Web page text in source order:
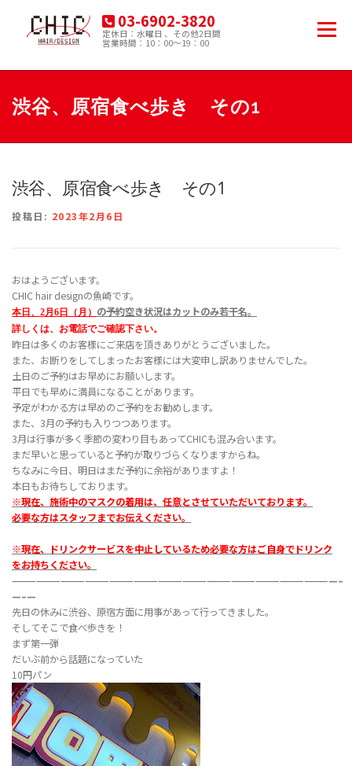
ツ
03-6902-3820
定休日：水曜日 、その他2日間
営業時間：10：00～19：00
メニュー
HOME MENU PRODUCT ACCESS
渋谷、原宿食べ歩き その1
渋谷、原宿食べ歩き その1
投稿日: 2023年2月6日
おはようございます。
CHIC hair designの魚崎です。
本日、2月6日（月 ） の予約空き状況はカットのみ若干名。
詳しくは、お電話でご確認下さい。
昨日は多くのお客様にご来店を頂きありがとうございました。
また、お断りをしてしまったお客様には大変申し訳ありませんでした。
土日のご予約はお早めにお願いします。
平日でも早めに満員になることがあります。
予定がわかる方は早めのご予約をお勧めします。
また、3月の予約も入りつつあります。
3月は行事が多く季節の変わり目もあってCHICも混み合います。
まだ早いと思っていると予約が取りづらくなりますからね。
ちなみに今日、明日はまだ予約に余裕がありますよ！
本日もお待ちしております。
※現在、施術中のマスクの着用は、任意とさせていただいております。
必要な方はスタッフまでお伝えください。
※現在、ドリンクサービスを中止しているため必要な方はご自身でドリンク
をお持ちください。
————————————————————————————————————————–
—–—
先日の休みに渋谷、原宿方面に用事があって行ってきました。
そしてそこで食べ歩きを！
まず第一弾
だいぶ前から話題になっていた
10円パン